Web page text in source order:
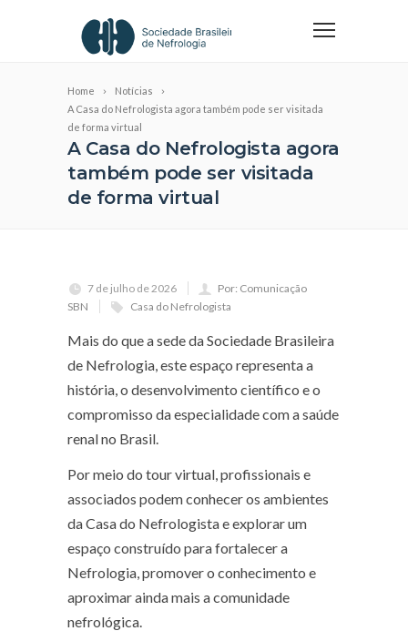
Home
Notícias
A Casa do Nefrologista agora também pode ser visitada
de forma virtual
A Casa do Nefrologista agora
também pode ser visitada
de forma virtual
7 de julho de 2026
Por: Comunicação
SBN
Casa do Nefrologista
Mais do que a sede da Sociedade Brasileira
de Nefrologia, este espaço representa a
história, o desenvolvimento científico e o
compromisso da especialidade com a saúde
renal no Brasil.
Por meio do tour virtual, profissionais e
associados podem conhecer os ambientes
da Casa do Nefrologista e explorar um
espaço construído para fortalecer a
Nefrologia, promover o conhecimento e
aproximar ainda mais a comunidade
nefrológica.